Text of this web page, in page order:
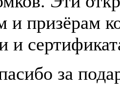
и призёрам
и
за